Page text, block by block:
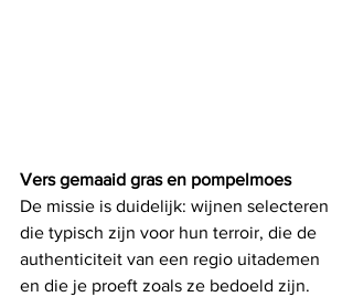
Vers gemaaid gras en pompelmoes
De missie is duidelijk: wijnen selecteren
die typisch zijn voor hun terroir, die de
authenticiteit van een regio uitademen
en die je proeft zoals ze bedoeld zijn.